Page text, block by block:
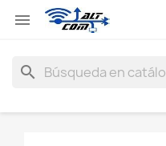

search